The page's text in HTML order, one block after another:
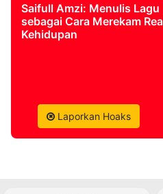
2026Saifull Amzi: Menulis Lagu
sebagai Cara Merekam
Kehidupan
Laporkan Hoaks